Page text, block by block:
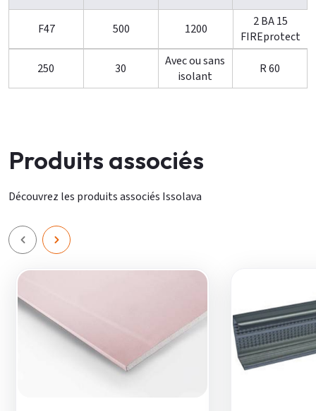
F47 500 1200
2 BA 15
FIREprotect
250 30
Avec ou sans
isolant
R 60
Produits associés
Découvrez les produits associés Issolava